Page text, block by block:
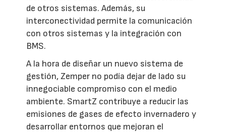
de otros sistemas. Además, su
interconectividad permite la comunicación
con otros sistemas y la integración con
BMS.
A la hora de diseñar un nuevo sistema de
gestión, Zemper no podía dejar de lado su
innegociable compromiso con el medio
ambiente. SmartZ contribuye a reducir las
emisiones de gases de efecto invernadero y
desarrollar entornos que mejoran el